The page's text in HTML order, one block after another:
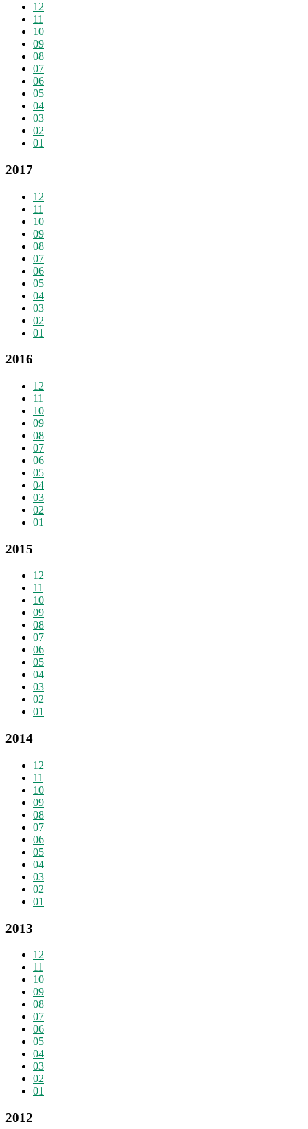
12
11
10
09
08
07
06
05
04
03
02
01
2017
12
11
10
09
08
07
06
05
04
03
02
01
2016
12
11
10
09
08
07
06
05
04
03
02
01
2015
12
11
10
09
08
07
06
05
04
03
02
01
2014
12
11
10
09
08
07
06
05
04
03
02
01
2013
12
11
10
09
08
07
06
05
04
03
02
01
2012